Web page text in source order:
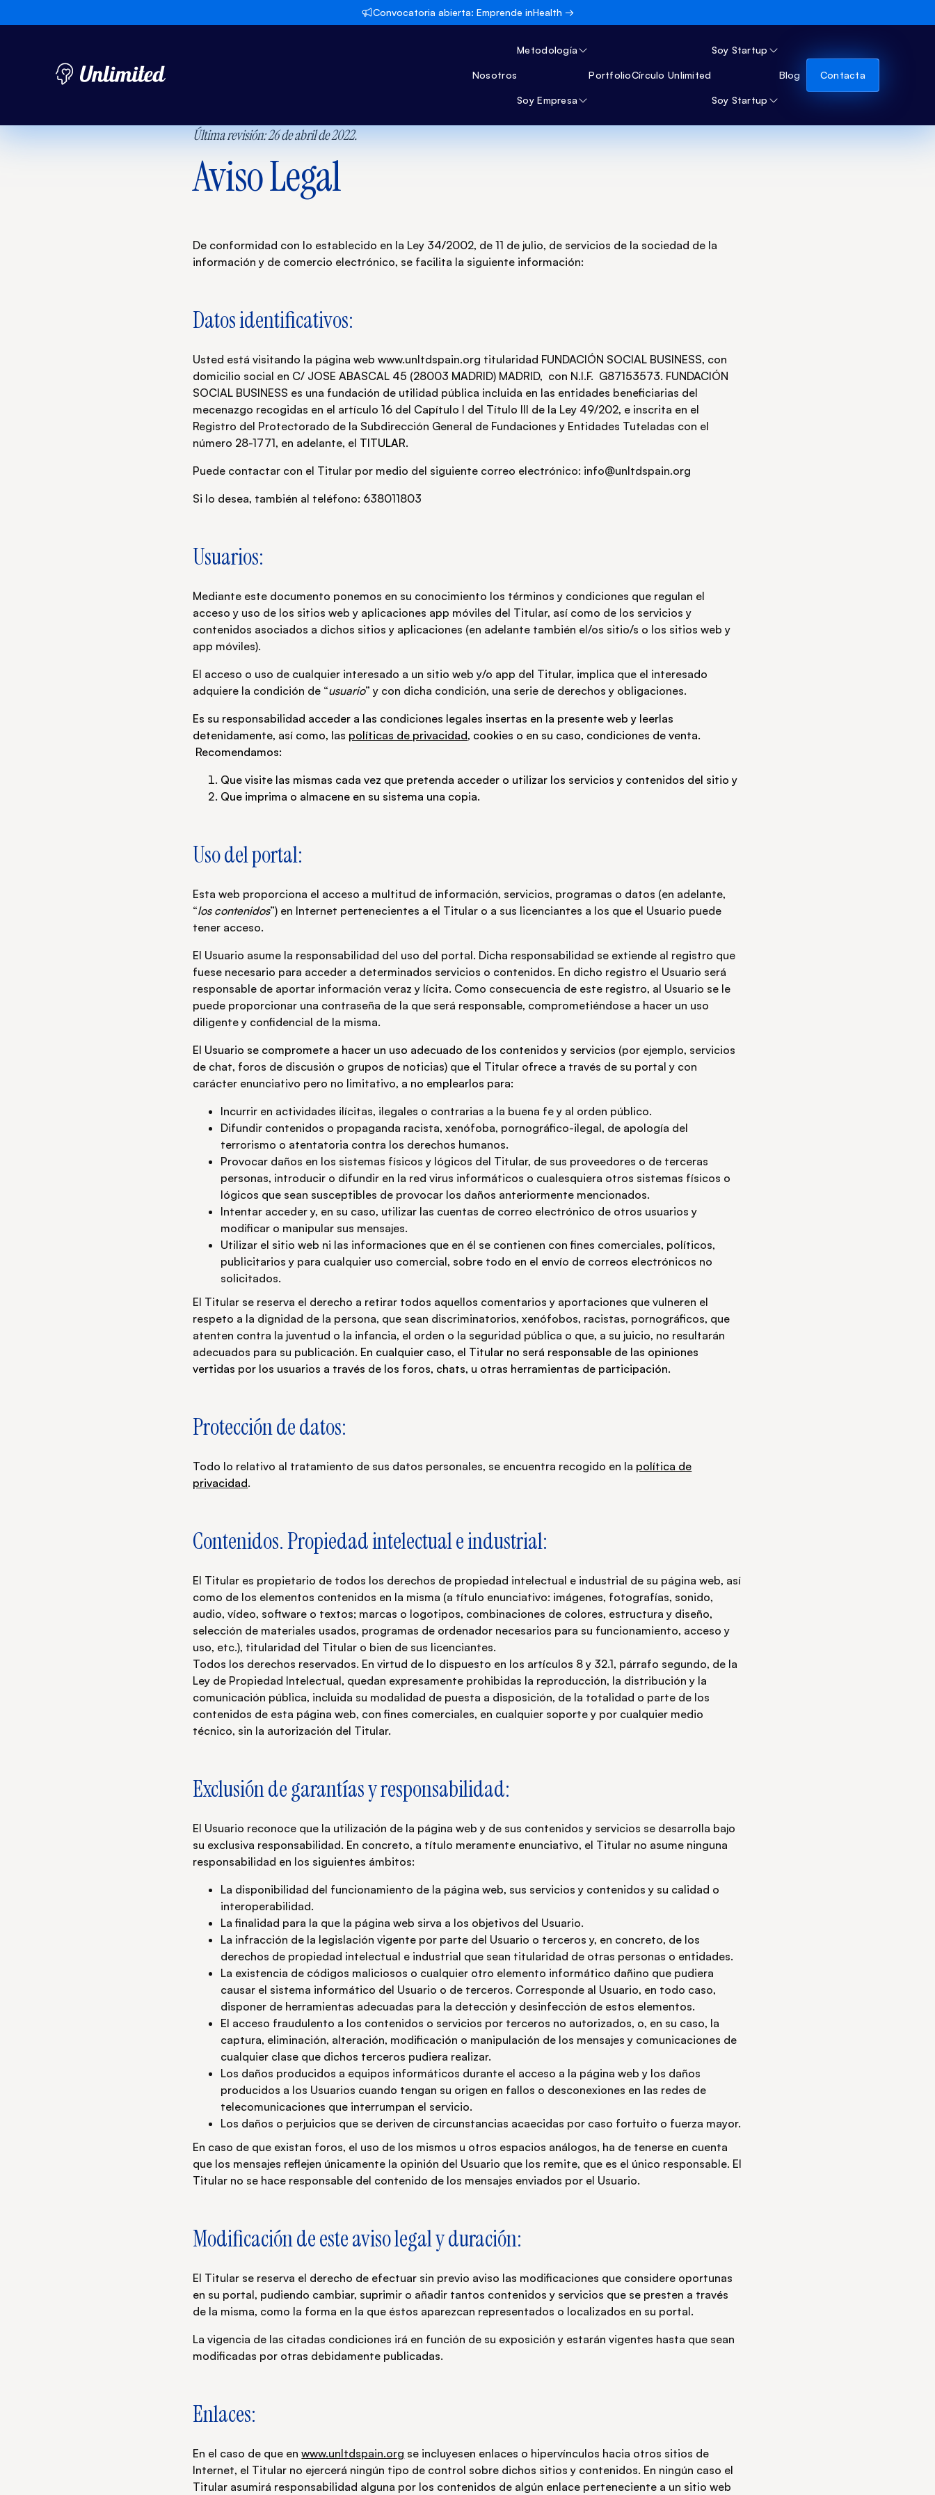
Convocatoria abierta: Emprende inHealth →
Nosotros
Metodología
Soy Empresa
PortfolioCírculo Unlimited
Soy Startup
Soy Startup
Blog Contacta
Última revisión: 26 de abril de 2022.
Aviso Legal
De conformidad con lo establecido en la Ley 34/2002, de 11 de julio, de servicios de la sociedad de la
información y de comercio electrónico, se facilita la siguiente información:
Datos identificativos:
Usted está visitando la página web www.unltdspain.org titularidad FUNDACIÓN SOCIAL BUSINESS, con
domicilio social en C/ JOSE ABASCAL 45 (28003 MADRID) MADRID, con N.I.F. G87153573. FUNDACIÓN
SOCIAL BUSINESS es una fundación de utilidad pública incluida en las entidades beneficiarias del
mecenazgo recogidas en el artículo 16 del Capítulo I del Título III de la Ley 49/202, e inscrita en el
Registro del Protectorado de la Subdirección General de Fundaciones y Entidades Tuteladas con el
número 28-1771, en adelante, el TITULAR.
Puede contactar con el Titular por medio del siguiente correo electrónico: info@unltdspain.org
Si lo desea, también al teléfono: 638011803
Usuarios:
Mediante este documento ponemos en su conocimiento los términos y condiciones que regulan el
acceso y uso de los sitios web y aplicaciones app móviles del Titular, así como de los servicios y
contenidos asociados a dichos sitios y aplicaciones (en adelante también el/os sitio/s o los sitios web y
app móviles).
El acceso o uso de cualquier interesado a un sitio web y/o app del Titular, implica que el interesado
adquiere la condición de “usuario” y con dicha condición, una serie de derechos y obligaciones.
Es su responsabilidad acceder a las condiciones legales insertas en la presente web y leerlas
detenidamente, así como, las políticas de privacidad, cookies o en su caso, condiciones de venta.
Recomendamos:
Que visite las mismas cada vez que pretenda acceder o utilizar los servicios y contenidos del sitio y
Que imprima o almacene en su sistema una copia.
Uso del portal:
Esta web proporciona el acceso a multitud de información, servicios, programas o datos (en adelante,
“los contenidos”) en Internet pertenecientes a el Titular o a sus licenciantes a los que el Usuario puede
tener acceso.
El Usuario asume la responsabilidad del uso del portal. Dicha responsabilidad se extiende al registro que
fuese necesario para acceder a determinados servicios o contenidos. En dicho registro el Usuario será
responsable de aportar información veraz y lícita. Como consecuencia de este registro, al Usuario se le
puede proporcionar una contraseña de la que será responsable, comprometiéndose a hacer un uso
diligente y confidencial de la misma.
El Usuario se compromete a hacer un uso adecuado de los contenidos y servicios (por ejemplo, servicios
de chat, foros de discusión o grupos de noticias) que el Titular ofrece a través de su portal y con
carácter enunciativo pero no limitativo, a no emplearlos para:
Incurrir en actividades ilícitas, ilegales o contrarias a la buena fe y al orden público.
Difundir contenidos o propaganda racista, xenófoba, pornográfico-ilegal, de apología del
terrorismo o atentatoria contra los derechos humanos.
Provocar daños en los sistemas físicos y lógicos del Titular, de sus proveedores o de terceras
personas, introducir o difundir en la red virus informáticos o cualesquiera otros sistemas físicos o
lógicos que sean susceptibles de provocar los daños anteriormente mencionados.
Intentar acceder y, en su caso, utilizar las cuentas de correo electrónico de otros usuarios y
modificar o manipular sus mensajes.
Utilizar el sitio web ni las informaciones que en él se contienen con fines comerciales, políticos,
publicitarios y para cualquier uso comercial, sobre todo en el envío de correos electrónicos no
solicitados.
El Titular se reserva el derecho a retirar todos aquellos comentarios y aportaciones que vulneren el
respeto a la dignidad de la persona, que sean discriminatorios, xenófobos, racistas, pornográficos, que
atenten contra la juventud o la infancia, el orden o la seguridad pública o que, a su juicio, no resultarán
adecuados para su publicación. En cualquier caso, el Titular no será responsable de las opiniones
vertidas por los usuarios a través de los foros, chats, u otras herramientas de participación.
Protección de datos:
Todo lo relativo al tratamiento de sus datos personales, se encuentra recogido en la política de
privacidad.
Contenidos. Propiedad intelectual e industrial:
El Titular es propietario de todos los derechos de propiedad intelectual e industrial de su página web, así
como de los elementos contenidos en la misma (a título enunciativo: imágenes, fotografías, sonido,
audio, vídeo, software o textos; marcas o logotipos, combinaciones de colores, estructura y diseño,
selección de materiales usados, programas de ordenador necesarios para su funcionamiento, acceso y
uso, etc.), titularidad del Titular o bien de sus licenciantes.
Todos los derechos reservados. En virtud de lo dispuesto en los artículos 8 y 32.1, párrafo segundo, de la
Ley de Propiedad Intelectual, quedan expresamente prohibidas la reproducción, la distribución y la
comunicación pública, incluida su modalidad de puesta a disposición, de la totalidad o parte de los
contenidos de esta página web, con fines comerciales, en cualquier soporte y por cualquier medio
técnico, sin la autorización del Titular.
Exclusión de garantías y responsabilidad:
El Usuario reconoce que la utilización de la página web y de sus contenidos y servicios se desarrolla bajo
su exclusiva responsabilidad. En concreto, a título meramente enunciativo, el Titular no asume ninguna
responsabilidad en los siguientes ámbitos:
La disponibilidad del funcionamiento de la página web, sus servicios y contenidos y su calidad o
interoperabilidad.
La finalidad para la que la página web sirva a los objetivos del Usuario.
La infracción de la legislación vigente por parte del Usuario o terceros y, en concreto, de los
derechos de propiedad intelectual e industrial que sean titularidad de otras personas o entidades.
La existencia de códigos maliciosos o cualquier otro elemento informático dañino que pudiera
causar el sistema informático del Usuario o de terceros. Corresponde al Usuario, en todo caso,
disponer de herramientas adecuadas para la detección y desinfección de estos elementos.
El acceso fraudulento a los contenidos o servicios por terceros no autorizados, o, en su caso, la
captura, eliminación, alteración, modificación o manipulación de los mensajes y comunicaciones de
cualquier clase que dichos terceros pudiera realizar.
Los daños producidos a equipos informáticos durante el acceso a la página web y los daños
producidos a los Usuarios cuando tengan su origen en fallos o desconexiones en las redes de
telecomunicaciones que interrumpan el servicio.
Los daños o perjuicios que se deriven de circunstancias acaecidas por caso fortuito o fuerza mayor.
En caso de que existan foros, el uso de los mismos u otros espacios análogos, ha de tenerse en cuenta
que los mensajes reflejen únicamente la opinión del Usuario que los remite, que es el único responsable. El
Titular no se hace responsable del contenido de los mensajes enviados por el Usuario.
Modificación de este aviso legal y duración:
El Titular se reserva el derecho de efectuar sin previo aviso las modificaciones que considere oportunas
en su portal, pudiendo cambiar, suprimir o añadir tantos contenidos y servicios que se presten a través
de la misma, como la forma en la que éstos aparezcan representados o localizados en su portal.
La vigencia de las citadas condiciones irá en función de su exposición y estarán vigentes hasta que sean
modificadas por otras debidamente publicadas.
Enlaces:
En el caso de que enwww.unltdspain.org se incluyesen enlaces o hipervínculos hacia otros sitios de
Internet, el Titular no ejercerá ningún tipo de control sobre dichos sitios y contenidos. En ningún caso el
Titular asumirá responsabilidad alguna por los contenidos de algún enlace perteneciente a un sitio web